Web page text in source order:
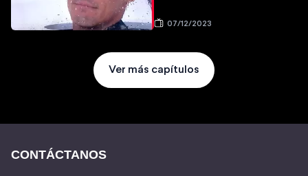
07/12/2023
Ver más capítulos
CONTÁCTANOS